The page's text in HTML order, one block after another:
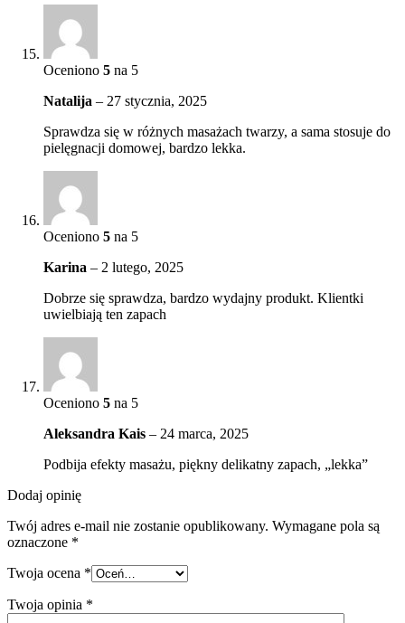
Oceniono 5 na 5
Natalija – 27 stycznia, 2025
Sprawdza się w różnych masażach twarzy, a sama stosuje do
pielęgnacji domowej, bardzo lekka.
Oceniono 5 na 5
Karina – 2 lutego, 2025
Dobrze się sprawdza, bardzo wydajny produkt. Klientki
uwielbiają ten zapach
Oceniono 5 na 5
Aleksandra Kais – 24 marca, 2025
Podbija efekty masażu, piękny delikatny zapach, „lekka”
Dodaj opinię
Twój adres e-mail nie zostanie opublikowany. Wymagane pola są
oznaczone *
Twoja ocena *
Twoja opinia *